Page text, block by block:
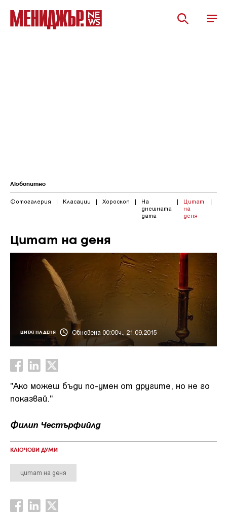
Любопитно
Фотогалерия | Класации | Хороскоп |
На
днешната
дата
|
Цитат
на
деня
|
Цитат на деня
ЦИТАТ НА ДЕНЯ Обновена 00:00ч., 21.09.2015
"Ако можеш бъди по-умен от другите, но не го
показвай."
Филип Честърфийлд
КЛЮЧОВИ ДУМИ
цитат на деня